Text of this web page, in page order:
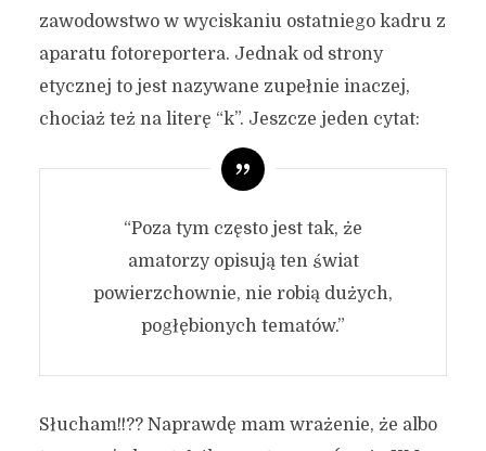
zawodowstwo w wyciskaniu ostatniego kadru z
aparatu fotoreportera. Jednak od strony
etycznej to jest nazywane zupełnie inaczej,
chociaż też na literę “k”. Jeszcze jeden cytat:
“Poza tym często jest tak, że
amatorzy opisują ten świat
powierzchownie, nie robią dużych,
pogłębionych tematów.”
Słucham!!?? Naprawdę mam wrażenie, że albo